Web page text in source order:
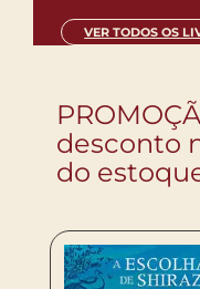
VER TODOS OS
desconto
do